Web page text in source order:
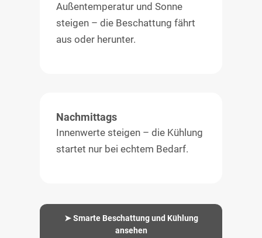
Außentemperatur und Sonne
steigen – die Beschattung fährt
aus oder herunter.
Nachmittags
Innenwerte steigen – die Kühlung
startet nur bei echtem Bedarf.
➤ Smarte Beschattung und Kühlung
ansehen